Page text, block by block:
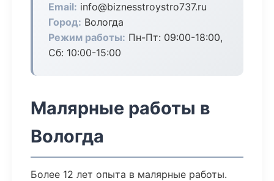
Email: info@biznesstroystro737.ru
Город: Вологда
Режим работы: Пн-Пт: 09:00-18:00,
Сб: 10:00-15:00
Малярные работы в
Вологда
Более 12 лет опыта в малярные работы.